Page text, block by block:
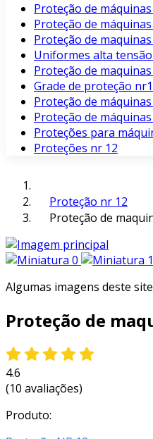
Proteção de
Proteção de
Proteção de
Uniformes alta
Proteção de
Grade de proteção
Proteção de
Proteção de
Proteções para
Proteções nr 12
Proteção nr 12
Proteção de
Algumas imagens deste
Proteção de
4.6
(10 avaliações)
Produto: